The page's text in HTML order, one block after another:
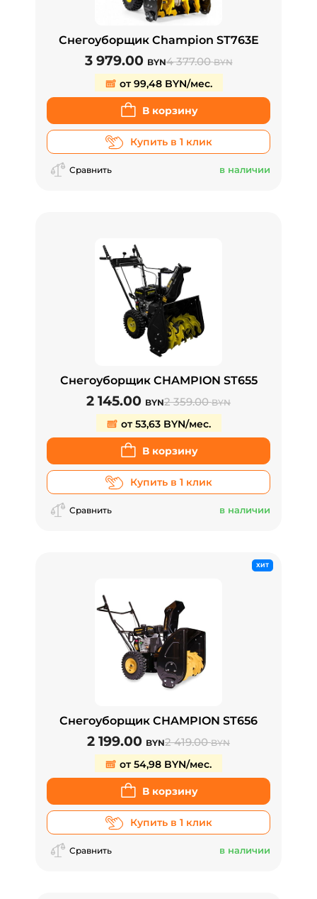
Снегоуборщик Champion ST763E
3 979.00 BYN4 377.00BYN
от 99,48 BYN/мес.
В корзину
Купить в 1 клик
Сравнить в наличии
Снегоуборщик CHAMPION ST655
2 145.00 BYN2 359.00BYN
от 53,63 BYN/мес.
В корзину
Купить в 1 клик
Сравнить в наличии
ХИТ
Снегоуборщик CHAMPION ST656
2 199.00 BYN2 419.00BYN
от 54,98 BYN/мес.
В корзину
Купить в 1 клик
Сравнить в наличии